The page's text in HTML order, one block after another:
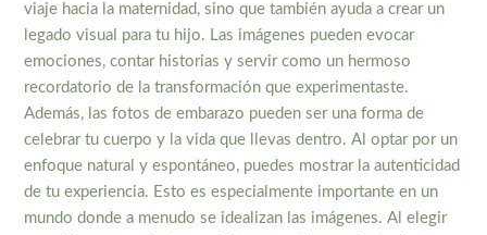
viaje hacia la maternidad, sino que también ayuda a crear un
legado visual para tu hijo. Las imágenes pueden evocar
emociones, contar historias y servir como un hermoso
recordatorio de la transformación que experimentaste.
Además, las fotos de embarazo pueden ser una forma de
celebrar tu cuerpo y la vida que llevas dentro. Al optar por un
enfoque natural y espontáneo, puedes mostrar la autenticidad
de tu experiencia. Esto es especialmente importante en un
mundo donde a menudo se idealizan las imágenes. Al elegir